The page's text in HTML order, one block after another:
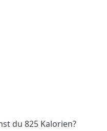
du 825 Kalorien?